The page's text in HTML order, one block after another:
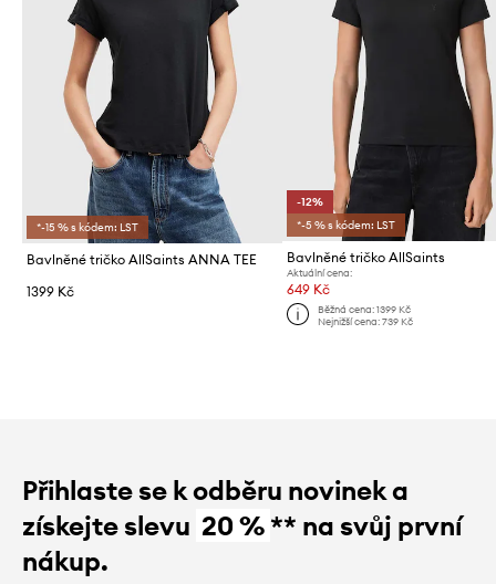
*-15 % s kódem: LST
Bavlněné tričko AllSaints ANNA TEE
1399 Kč
-12%
*-5 % s kódem: LST
Bavlněné tričko AllSaints
Aktuální cena:
649 Kč
Běžná cena: 1399 Kč
Nejnižší cena: 739 Kč
Přihlaste se k odběru novinek a
získejte slevu 20 %** na svůj první
nákup.